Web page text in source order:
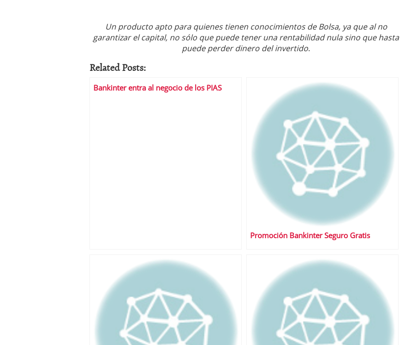
Un producto apto para quienes tienen conocimientos de Bolsa, ya que al no
garantizar el capital, no sólo que puede tener una rentabilidad nula sino que hasta
puede perder dinero del invertido.
Related Posts:
Bankinter entra al negocio de los PIAS
Promoción Bankinter Seguro Gratis